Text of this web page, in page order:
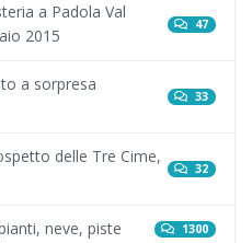
a Padola Val
2015
47
a sorpresa
33
delle Tre Cime,
32
neve, piste 1300